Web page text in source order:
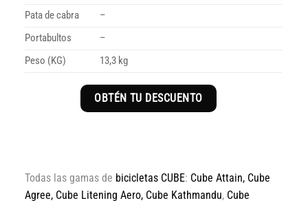
Pata de cabra
–
Portabultos
–
Peso (KG)
13,3 kg
OBTÉN TU DESCUENTO
Todas las gamas de bicicletas CUBE: Cube Attain, Cube
Agree, Cube Litening Aero, Cube Kathmandu, Cube